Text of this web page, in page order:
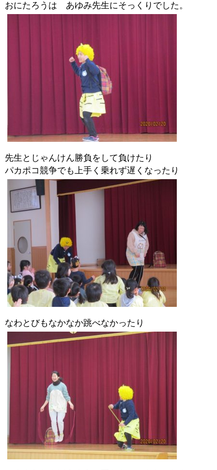
おにたろうは あゆみ先生にそっくりでした。
先生とじゃんけん勝負をして負けたり
パカポコ競争でも上手く乗れず遅くなったり
なわとびもなかなか跳べなかったり